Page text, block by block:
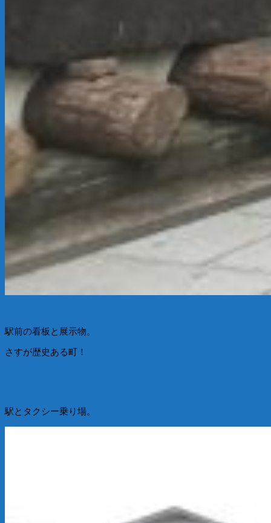
駅前の看板と展示物。
さすが歴史ある町！
駅とタクシー乗り場。